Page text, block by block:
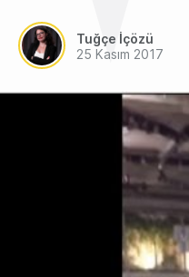
Tuğçe İçözü
25 Kasım 2017